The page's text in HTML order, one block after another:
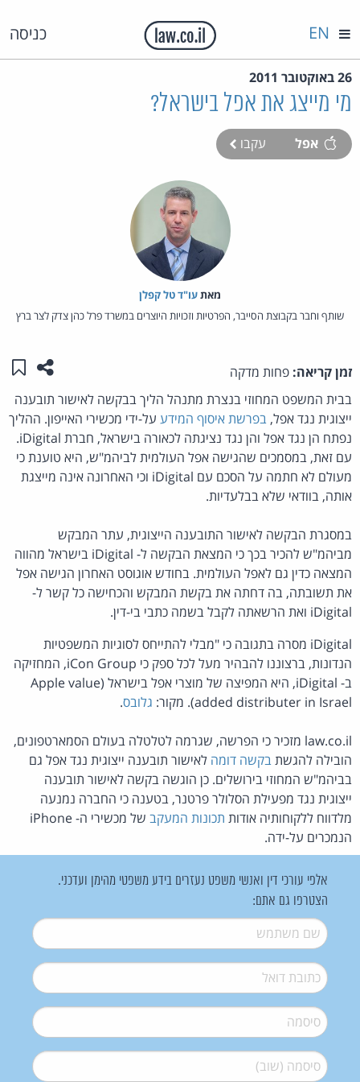
כניסה EN
26 באוקטובר 2011
מי מייצג את אפל בישראל?
אפל עקבו
מאת‏עו"ד טל קפלן
שותף וחבר בקבוצת הסייבר, הפרטיות וזכויות היוצרים במשרד פרל כהן צדק לצר ברץ
זמן קריאה: פחות מדקה שתפו
בבית המשפט המחוזי בנצרת מתנהל הליך בבקשה לאישור תובענה
ייצוגית נגד אפל, בפרשת איסוף המידע על-ידי מכשירי האייפון. ההליך
נפתח הן נגד אפל והן נגד נציגתה לכאורה בישראל, חברת iDigital.
עם זאת, במסמכים שהגישה אפל העולמית לביהמ"ש, היא טוענת כי
מעולם לא חתמה על הסכם עם iDigital וכי האחרונה אינה מייצגת
אותה, בוודאי שלא בבלעדיות.
במסגרת הבקשה לאישור התובענה הייצוגית, עתר המבקש
מביהמ"ש להכיר בכך כי המצאת הבקשה ל- iDigital בישראל מהווה
המצאה כדין גם לאפל העולמית. בחודש אוגוסט האחרון הגישה אפל
את תשובתה, בה דחתה את בקשת המבקש והכחישה כל קשר ל-
iDigital ואת הרשאתה לקבל בשמה כתבי בי-דין.
iDigital מסרה בתגובה כי "מבלי להתייחס לסוגיות המשפטיות
הנדונות, ברצוננו להבהיר מעל לכל ספק כי iCon Group, המחזיקה
ב- iDigital, היא המפיצה של מוצרי אפל בישראל (Apple value
added distributer in Israel). מקור:
גלובס.
law.co.il מזכיר כי הפרשה, שגרמה לטלטלה בעולם הסמארטפונים,
הובילה להגשתבקשה דומה לאישור תובענה ייצוגית נגד אפל גם
בביהמ"ש המחוזי בירושלים. כן הוגשה בקשה לאישור תובענה
ייצוגית נגד מפעילת הסלולר פרטנר, בטענה כי החברה נמנעה
מלדווח ללקוחותיה אודות תכונות המעקב
של מכשירי ה- iPhone
הנמכרים על-ידה.
אלפי עורכי דין ואנשי משפט נעזרים בידע משפטי מהימן ועדכני.
הצטרפו גם אתם:
שם משתמש*
דואל*
סיסמה*
סיסמה (שוב)*